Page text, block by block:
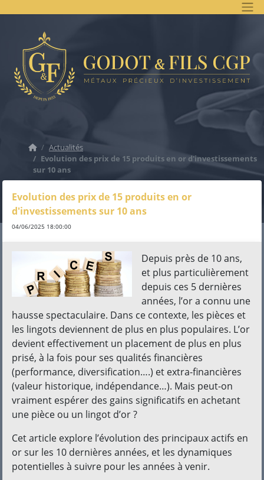
AccueilActualités
Evolution des prix de 15 produits en or d'investissements
sur 10 ans
Evolution des prix de 15 produits en or
d'investissements sur 10 ans
04/06/2025 18:00:00
Depuis près de 10 ans,
et plus particulièrement
depuis ces 5 dernières
années, l’or a connu une
hausse spectaculaire. Dans ce contexte, les pièces et
les lingots deviennent de plus en plus populaires. L’or
devient effectivement un placement de plus en plus
prisé, à la fois pour ses qualités financières
(performance, diversification….) et extra-financières
(valeur historique, indépendance…). Mais peut-on
vraiment espérer des gains significatifs en achetant
une pièce ou un lingot d’or ?
Cet article explore l’évolution des principaux actifs en
or sur les 10 dernières années, et les dynamiques
potentielles à suivre pour les années à venir.